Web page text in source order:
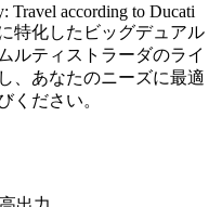
Travel according to Ducati
特化したビッグデュアル
ルティストラーダのライ
、あなたのニーズに最適
ください。